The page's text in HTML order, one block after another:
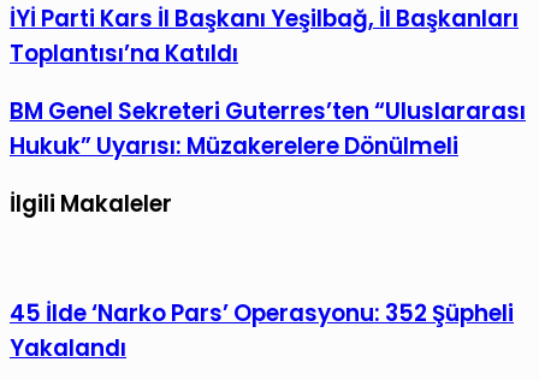
Posta
ile
İYİ
Parti
Kars
İl
Başkanı
Yeşilbağ,
İl
Başkanları
İYİ Parti Kars İl Başkanı Yeşilbağ, İl Başkanları
Toplantısı’na Katıldı
BM
Genel
Guterres’ten
Müzakerelere
Dönülmeli
BM Genel Sekreteri Guterres’ten “Uluslararası
Hukuk” Uyarısı: Müzakerelere Dönülmeli
İlgili Makaleler
45 İlde ‘Narko Pars’ Operasyonu: 352 Şüpheli
Yakalandı